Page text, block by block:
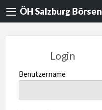
ÖH Salzburg Börsen
Login
Benutzername